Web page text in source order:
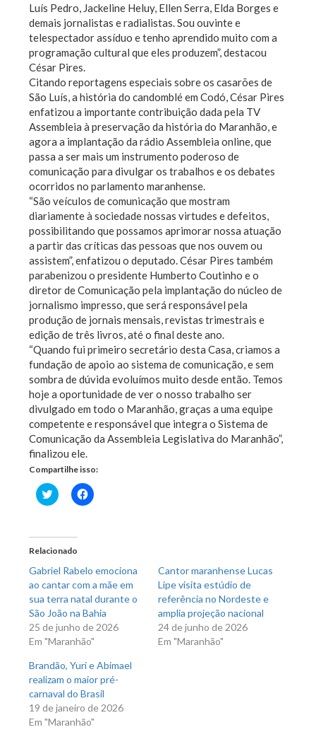
Luís Pedro, Jackeline Heluy, Ellen Serra, Elda Borges e
demais jornalistas e radialistas. Sou ouvinte e
telespectador assíduo e tenho aprendido muito com a
programação cultural que eles produzem”, destacou
César Pires.
Citando reportagens especiais sobre os casarões de
São Luís, a história do candomblé em Codó, César Pires
enfatizou a importante contribuição dada pela TV
Assembleia à preservação da história do Maranhão, e
agora a implantação da rádio Assembleia online, que
passa a ser mais um instrumento poderoso de
comunicação para divulgar os trabalhos e os debates
ocorridos no parlamento maranhense.
“São veículos de comunicação que mostram
diariamente à sociedade nossas virtudes e defeitos,
possibilitando que possamos aprimorar nossa atuação
a partir das críticas das pessoas que nos ouvem ou
assistem”, enfatizou o deputado. César Pires também
parabenizou o presidente Humberto Coutinho e o
diretor de Comunicação pela implantação do núcleo de
jornalismo impresso, que será responsável pela
produção de jornais mensais, revistas trimestrais e
edição de três livros, até o final deste ano.
“Quando fui primeiro secretário desta Casa, criamos a
fundação de apoio ao sistema de comunicação, e sem
sombra de dúvida evoluímos muito desde então. Temos
hoje a oportunidade de ver o nosso trabalho ser
divulgado em todo o Maranhão, graças a uma equipe
competente e responsável que integra o Sistema de
Comunicação da Assembleia Legislativa do Maranhão”,
finalizou ele.
Compartilhe isso:
Clique
para
em
nova
janela)
Clique
para
Relacionado
Gabriel Rabelo emociona
ao cantar com a mãe em
sua terra natal durante o
São João na Bahia
25 de junho de 2026
Em "Maranhão"
Cantor maranhense Lucas
Lipe visita estúdio de
referência no Nordeste e
amplia projeção nacional
24 de junho de 2026
Em "Maranhão"
Brandão, Yuri e Abimael
realizam o maior pré-
carnaval do Brasil
19 de janeiro de 2026
Em "Maranhão"